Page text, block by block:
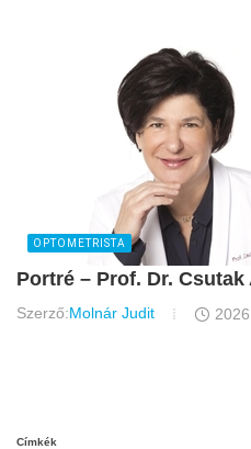
OPTOMETRISTA
Portré – Prof. Dr. Csutak
Szerző:Molnár Judit
Címkék